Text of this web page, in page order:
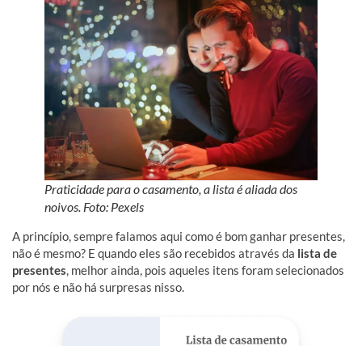
Praticidade para o casamento, a lista é aliada dos
noivos. Foto: Pexels
A princípio, sempre falamos aqui como é bom ganhar presentes,
não é mesmo? E quando eles são recebidos através da lista de
presentes, melhor ainda, pois aqueles itens foram selecionados
por nós e não há surpresas nisso.